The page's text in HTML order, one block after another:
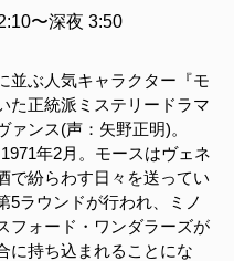
〜深夜 3:50
並ぶ人気キャラクター『モ
た正統派ミステリードラマ
ンス(声：矢野正明)。
年2月。モースはヴェネ
で紛らわす日々を送ってい
5ラウンドが行われ、ミノ
フォード・ワンダラーズが
に持ち込まれることにな